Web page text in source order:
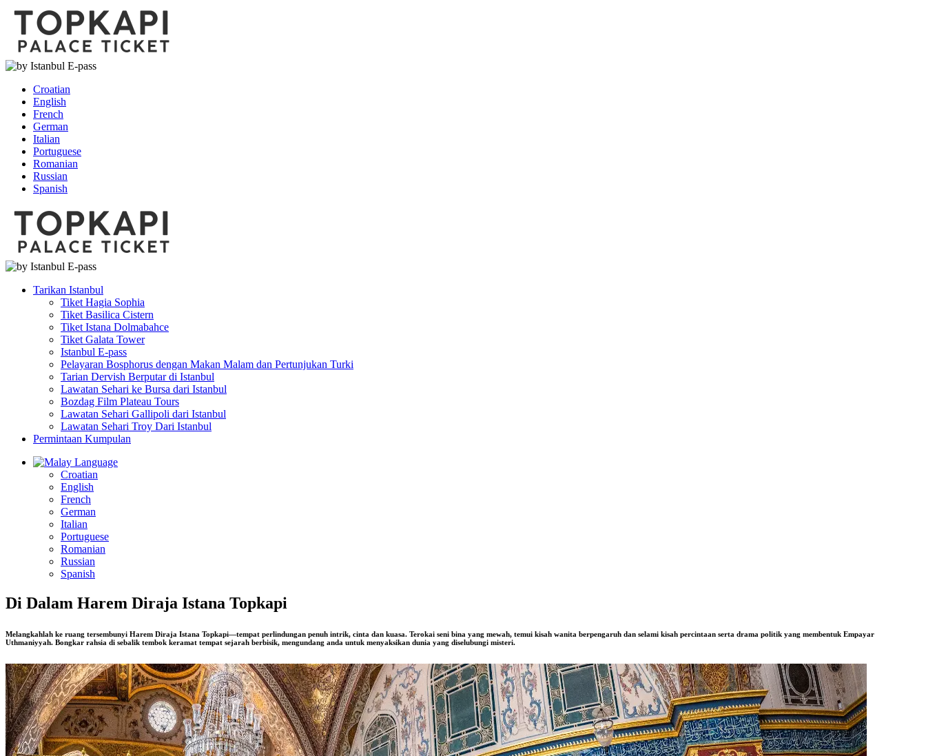
Croatian
English
French
German
Italian
Portuguese
Romanian
Russian
Spanish
Tarikan Istanbul
Tiket Hagia Sophia
Tiket Basilica Cistern
Tiket Istana Dolmabahce
Tiket Galata Tower
Istanbul E-pass
Pelayaran Bosphorus dengan Makan Malam dan Pertunjukan Turki
Tarian Dervish Berputar di Istanbul
Lawatan Sehari ke Bursa dari Istanbul
Bozdag Film Plateau Tours
Lawatan Sehari Gallipoli dari Istanbul
Lawatan Sehari Troy Dari Istanbul
Permintaan Kumpulan
Language
Croatian
English
French
German
Italian
Portuguese
Romanian
Russian
Spanish
Di Dalam Harem Diraja Istana Topkapi
Melangkahlah ke ruang tersembunyi Harem Diraja Istana Topkapi—tempat perlindungan penuh intrik, cinta dan kuasa. Terokai seni bina yang mewah, temui kisah wanita berpengaruh dan selami kisah percintaan serta drama politik yang membentuk Empayar
Uthmaniyyah. Bongkar rahsia di sebalik tembok keramat tempat sejarah berbisik, mengundang anda untuk menyaksikan dunia yang diselubungi misteri.